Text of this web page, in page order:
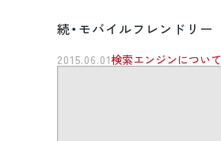
続・モバイルフレンドリー
2015.06.01検索エンジンについて